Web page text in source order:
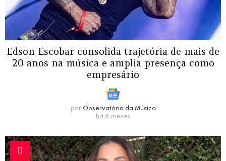
Edson Escobar consolida trajetória de mais de
20 anos na música e amplia presença como
empresário
por Observatório da Música
há 6 meses